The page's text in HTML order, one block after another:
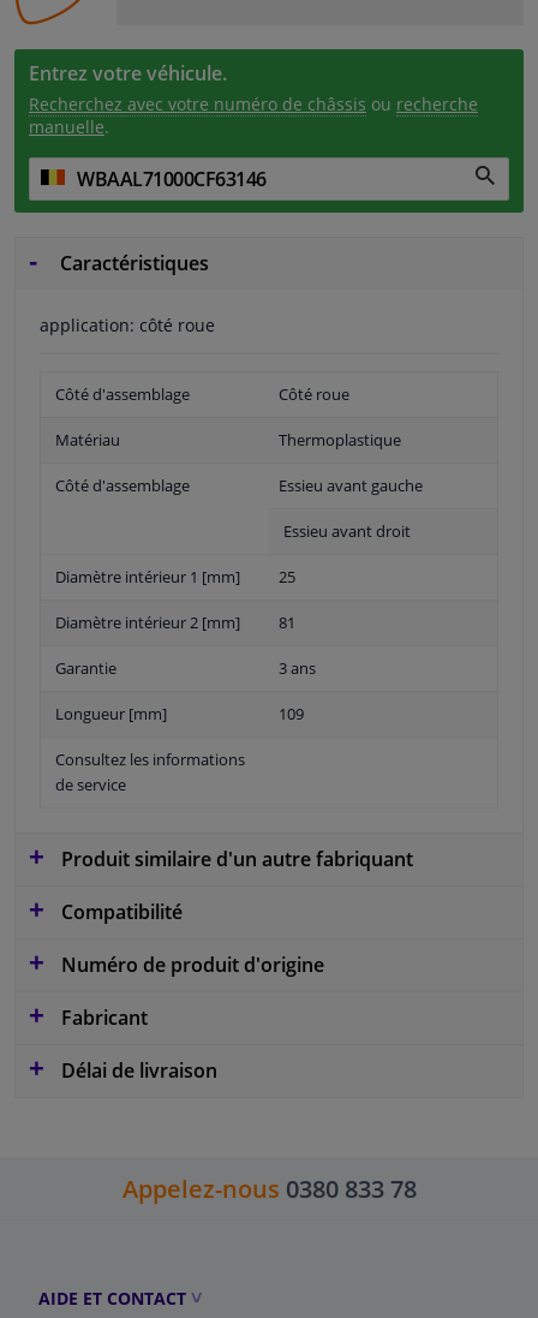
Entrez votre véhicule.
Recherchez avec votre numéro de châssis ou recherche
manuelle.
Caractéristiques
application: côté roue
Côté d'assemblage Côté roue
Matériau Thermoplastique
Côté d'assemblage Essieu avant gauche
Essieu avant droit
Diamètre intérieur 1 [mm] 25
Diamètre intérieur 2 [mm] 81
Garantie 3 ans
Longueur [mm] 109
Consultez les informations
de service
Produit similaire d'un autre fabriquant
Compatibilité
Numéro de produit d'origine
Fabricant
Délai de livraison
Appelez-nous 0380 833 78
AIDE ET CONTACT